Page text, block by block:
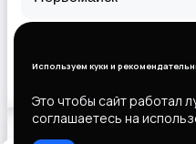
Используем куки и
Это чтобы сайт работал
соглашаетесь на
Все города